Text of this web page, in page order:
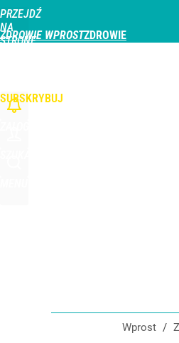
PRZEJDŹ
NA
STRONĘ
ZDROWIE WPROST
SUBSKRYBUJ
Wprost /